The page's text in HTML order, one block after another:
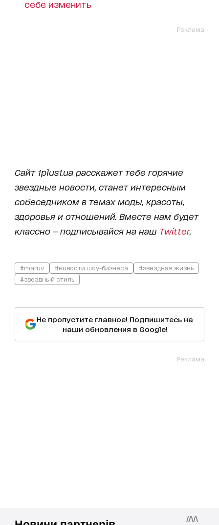
себе изменить
Реклама
Сайт 1plus1.ua расскажет тебе горячие
звездные новости, станет интересным
собеседником в темах моды, красоты,
здоровья и отношений. Вместе нам будет
классно — подписывайся на наш Twitter.
#maruv #новости шоу-бизнеса
#звездная жизнь
#звездный стиль
Не пропустите главное! Подпишитесь на
наши обновления в Google!
Реклама